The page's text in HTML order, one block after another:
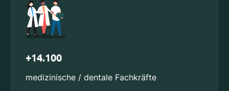
+14.100
medizinische / dentale Fachkräfte